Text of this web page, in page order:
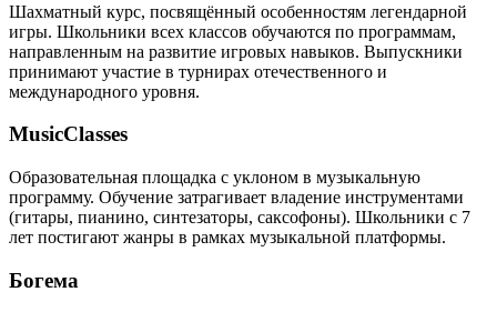
Шахматный курс, посвящённый особенностям легендарной
игры. Школьники всех классов обучаются по программам,
направленным на развитие игровых навыков. Выпускники
принимают участие в турнирах отечественного и
международного уровня.
MusicClasses
Образовательная площадка с уклоном в музыкальную
программу. Обучение затрагивает владение инструментами
(гитары, пианино, синтезаторы, саксофоны). Школьники с 7
лет постигают жанры в рамках музыкальной платформы.
Богема